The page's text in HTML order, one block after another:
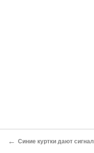
← Синие куртки дают сигнал